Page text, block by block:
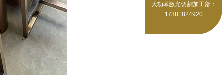
大功率激光切割加工部：
17381824920